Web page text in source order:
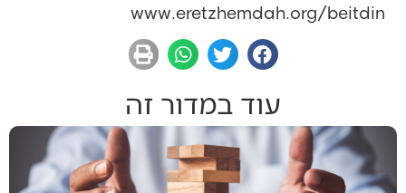
www.eretzhemdah.org/beitdin
עוד במדור זה